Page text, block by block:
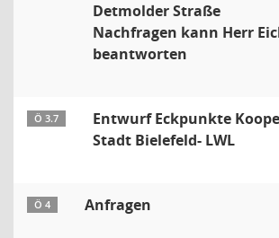
Detmolder Straße
Nachfragen kann Herr
beantworten
Ö 3.7
Entwurf Eckpunkte
Stadt Bielefeld- LWL
Ö 4 Anfragen